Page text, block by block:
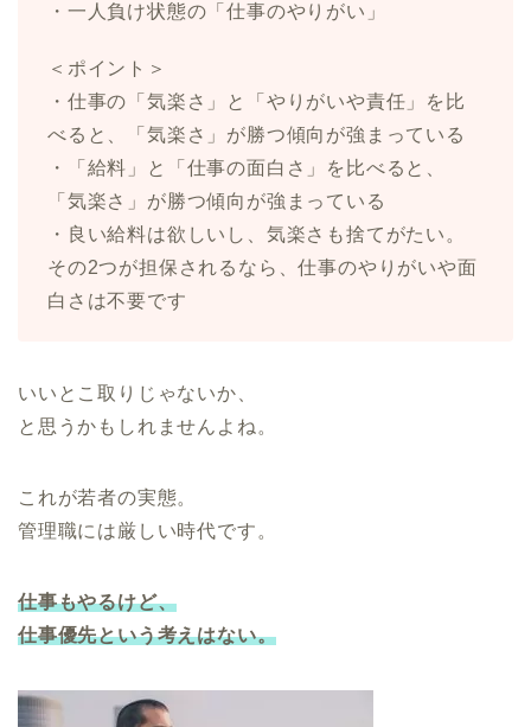
・一人負け状態の「仕事のやりがい」
＜ポイント＞
・仕事の「気楽さ」と「やりがいや責任」を比
べると、「気楽さ」が勝つ傾向が強まっている
・「給料」と「仕事の面白さ」を比べると、
「気楽さ」が勝つ傾向が強まっている
・良い給料は欲しいし、気楽さも捨てがたい。
その2つが担保されるなら、仕事のやりがいや面
白さは不要です
いいとこ取りじゃないか、
と思うかもしれませんよね。
これが若者の実態。
管理職には厳しい時代です。
仕事もやるけど、
仕事優先という考えはない。